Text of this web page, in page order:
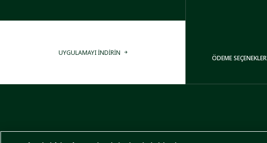
UYGULAMAYI İNDİRİN
ÖDEME